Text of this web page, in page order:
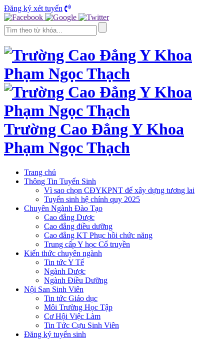
Đăng ký xét tuyển
Trường Cao Đẳng Y Khoa
Phạm Ngọc Thạch
Trang chủ
Thông Tin Tuyển Sinh
Vì sao chọn CĐYKPNT để xây dựng tương lai
Tuyển sinh hệ chính quy 2025
Chuyên Ngành Đào Tạo
Cao đẳng Dược
Cao đẳng điều dưỡng
Cao đẳng KT Phục hồi chức năng
Trung cấp Y học Cổ truyền
Kiến thức chuyên ngành
Tin tức Y Tế
Ngành Dược
Ngành Điều Dưỡng
Nội San Sinh Viên
Tin tức Giáo dục
Môi Trường Học Tập
Cơ Hội Việc Làm
Tin Tức Cựu Sinh Viên
Đăng ký tuyển sinh